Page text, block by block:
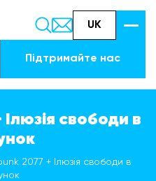
UK
Підтримайте наc
свободи в
2077 + Ілюзія свободи в